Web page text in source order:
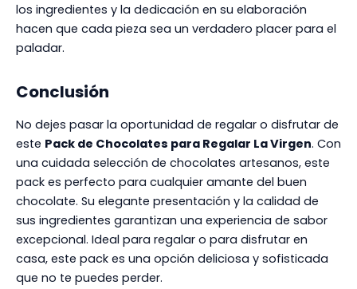
los ingredientes y la dedicación en su elaboración
hacen que cada pieza sea un verdadero placer para el
paladar.
Conclusión
No dejes pasar la oportunidad de regalar o disfrutar de
este Pack de Chocolates para Regalar La Virgen. Con
una cuidada selección de chocolates artesanos, este
pack es perfecto para cualquier amante del buen
chocolate. Su elegante presentación y la calidad de
sus ingredientes garantizan una experiencia de sabor
excepcional. Ideal para regalar o para disfrutar en
casa, este pack es una opción deliciosa y sofisticada
que no te puedes perder.